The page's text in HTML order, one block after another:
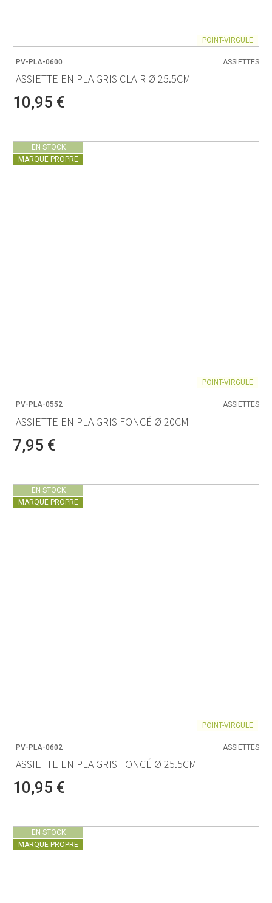
POINT-VIRGULE
PV-PLA-0600 ASSIETTES
ASSIETTE EN PLA GRIS CLAIR Ø 25.5CM
10,95 €
EN STOCK
MARQUE PROPRE
POINT-VIRGULE
PV-PLA-0552 ASSIETTES
ASSIETTE EN PLA GRIS FONCÉ Ø 20CM
7,95 €
EN STOCK
MARQUE PROPRE
POINT-VIRGULE
PV-PLA-0602 ASSIETTES
ASSIETTE EN PLA GRIS FONCÉ Ø 25.5CM
10,95 €
EN STOCK
MARQUE PROPRE